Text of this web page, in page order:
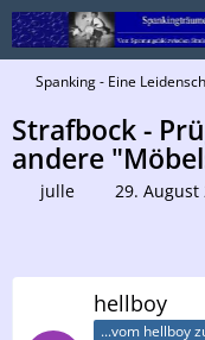
Spanking - Eine
Strafbock -
andere
julle 29. August
hellboy
...vom hellboy